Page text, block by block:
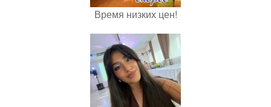
Время низких цен!